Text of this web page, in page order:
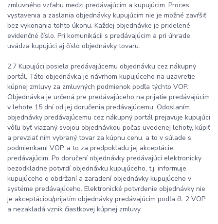
zmluvného vzťahu medzi predávajúcim a kupujúcim. Proces
vystavenia a zaslania objednávky kupujúcim nie je možné zavŕšiť
bez vykonania tohto úkonu. Každej objednávke je pridelené
evidenčné číslo. Pri komunikácii s predávajúcim a pri úhrade
uvádza kupujúci aj číslo objednávky tovaru.
2.7 Kupujúci posiela predávajúcemu objednávku cez nákupný
portál. Táto objednávka je návrhom kupujúceho na uzavretie
kúpnej zmluvy za zmluvných podmienok podľa týchto VOP.
Objednávka je určená pre predávajúceho na prijatie predávajúcim
v lehote 15 dní od jej doručenia predávajúcemu. Odoslaním
objednávky predávajúcemu cez nákupný portál prejavuje kupujúci
vôľu byť viazaný svojou objednávkou počas uvedenej lehoty, kúpiť
a prevziať ním vybraný tovar za kúpnu cenu, a to v súlade s
podmienkami VOP, a to za predpokladu jej akceptácie
predávajúcim. Po doručení objednávky predávajúci elektronicky
bezodkladne potvrdí objednávku kupujúceho, t.j. informuje
kupujúceho o obdržaní a zaradení objednávky kupujúceho v
systéme predávajúceho. Elektronické potvrdenie objednávky nie
je akceptáciou/prijatím objednávky predávajúcim podľa čl. 2 VOP
a nezakladá vznik čiastkovej kúpnej zmluvy.